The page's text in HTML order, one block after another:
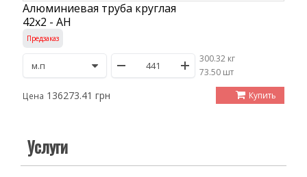
Алюминиевая труба круглая
42х2 - АН
Предзаказ
300.32 кг
/73.50 шт
Цена 136273.41 грн Купить
Услуги